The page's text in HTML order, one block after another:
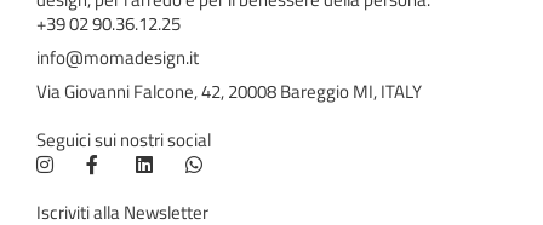
+39 02 90.36.12.25
info@momadesign.it
Via Giovanni Falcone, 42, 20008 Bareggio MI, ITALY
Seguici sui nostri social
Iscriviti alla Newsletter